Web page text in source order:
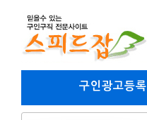
구인광고등록